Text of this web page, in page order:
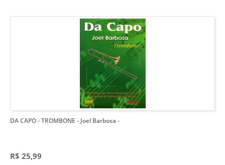
DA CAPO - TROMBONE - Joel Barbosa -
R$ 25,99